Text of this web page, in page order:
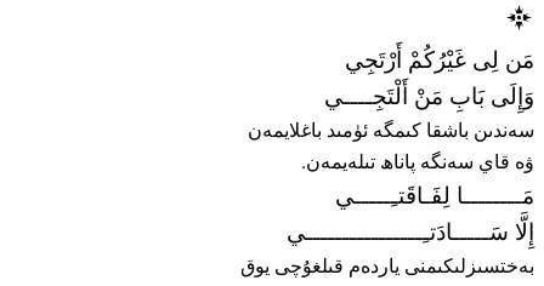
مَن لِى غَيْرُكُمْ أَرْتَجِي
وَإِلَى بَابِ مَنْ أَلْتَجِــــي
سەندىن باشقا كىمگە ئۈمىد باغلايمەن
ۋە قاي سەنگە پاناھ تىلەيمەن.
مَــــــــا لِفَـاقَتـِـــــي
إِلَّا سَـــــادَتـِــــــــــــــــي
بەختسىزلىكىمنى ياردەم قىلغۇچى يوق